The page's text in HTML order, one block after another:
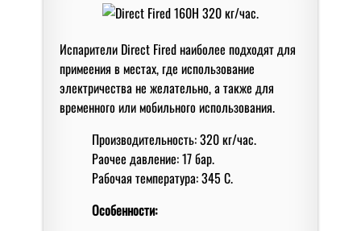
Испарители Direct Fired наиболее подходят для
примеения в местах, где использование
электричества не желательно, а также для
временного или мобильного использования.
Производительность: 320 кг/час.
Раочее давление: 17 бар.
Рабочая температура: 345 С.
Особенности: